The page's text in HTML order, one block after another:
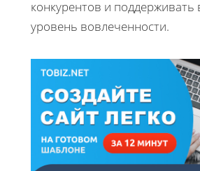
конкурентов и поддерживать
уровень вовлеченности.